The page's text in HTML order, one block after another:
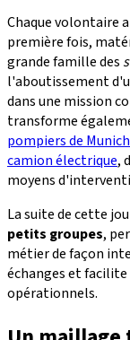
Chaque volontaire
première fois,
grande famille des
l'aboutissement
dans une mission
transforme
pompiers de
camion électrique,
moyens
La suite de cette
petits groupes,
métier de façon
échanges et
opérationnels.